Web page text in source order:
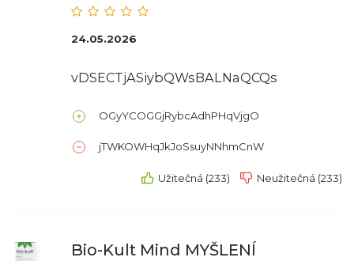
24.05.2026
vDSECTjASiybQWsBALNaQCQs
OGyYCOGGjRybcAdhPHqVjgO
jTWKOWHqJkJoSsuyNNhmCnW
Užitečná (233) Neužitečná (233)
Bio-Kult Mind MYŠLENÍ